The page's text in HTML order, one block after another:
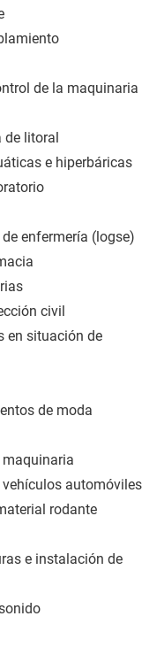
de la maquinaria
de litoral
e hiperbáricas
enfermería (logse)
civil
en situación de
de moda
maquinaria
automóviles
rodante
e instalación de